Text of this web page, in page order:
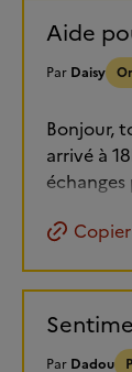
Aide
Par Daisy
Bonjour,
arrivé à
échanges
Copier
Par Dadou